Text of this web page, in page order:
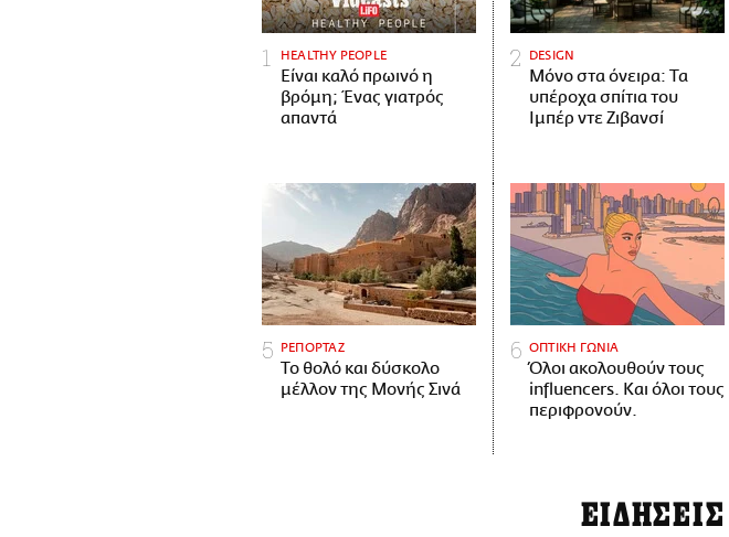
HEALTHY PEOPLE
Είναι καλό πρωινό η
βρόμη; Ένας γιατρός
απαντά
DESIGN
Μόνο στα όνειρα: Τα
υπέροχα σπίτια του
Ιμπέρ ντε Ζιβανσί
ΡΕΠΟΡΤΑΖ
Το θολό και δύσκολο
μέλλον της Μονής Σινά
ΟΠΤΙΚΗ ΓΩΝΙΑ
Όλοι ακολουθούν τους
influencers. Και όλοι τους
περιφρονούν.
ΕΙΔΗΣΕΙΣ